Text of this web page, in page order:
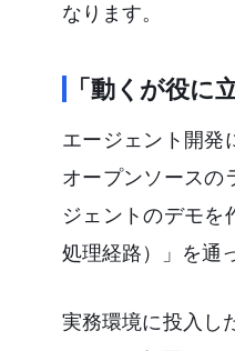
なります。
「動くが役に
エージェント開発
オープンソースの
ジェントのデモを
処理経路）」を通
実務環境に投入し